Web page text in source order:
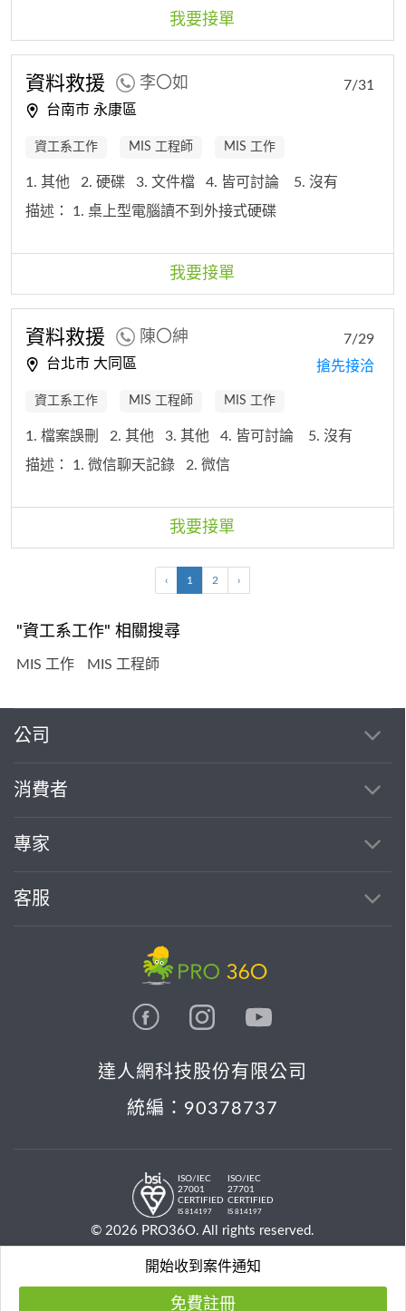
開始收到案件通知
免費註冊
我要接單
資料救援 李〇如
台南市 永康區
7/31
資工系工作 MIS 工程師 MIS 工作
1. 其他 2. 硬碟 3. 文件檔 4. 皆可討論
5. 沒有
描述： 1. 桌上型電腦讀不到外接式硬碟
我要接單
資料救援 陳〇紳
台北市 大同區
7/29
搶先接洽
資工系工作 MIS 工程師 MIS 工作
1. 檔案誤刪 2. 其他 3. 其他 4. 皆可討論
5. 沒有
描述： 1. 微信聊天記錄 2. 微信
我要接單
‹ 1 2 ›
"資工系工作" 相關搜尋
MIS 工作 MIS 工程師
公司
消費者
專家
客服
達人網科技股份有限公司
統編：90378737
ISO/IEC
27001
CERTIFIED
IS 814197
ISO/IEC
27701
CERTIFIED
IS 814197
© 2026 PRO36O. All rights reserved.